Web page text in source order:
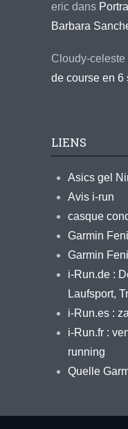
eric dans
Barbara
Cloudy-celeste
de course en 6
LIENS
Asics gel
Avis i-run
casque
Garmin
Garmin
i-Run.de :
Laufsport,
i-Run.es :
i-Run.fr :
running
Quelle